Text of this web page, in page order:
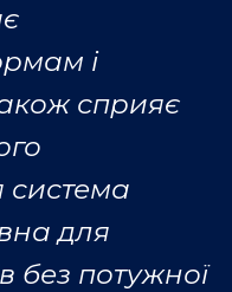
і
сприяє
система
для
без потужної